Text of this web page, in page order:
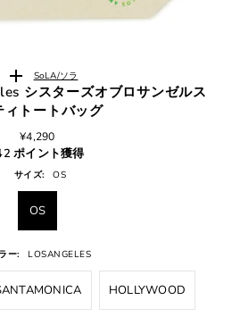
SoLA/ソラ
シスターズオブロサンゼルス
ィトートバッグ
¥4,290
ポイント獲得
サイズ: OS
OS
ー: LOSANGELES
HOLLYWOOD